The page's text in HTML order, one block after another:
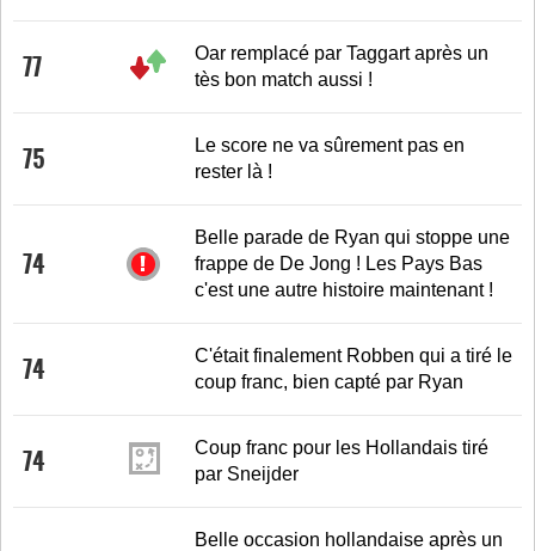
77
Oar remplacé par Taggart après un
tès bon match aussi !
75
Le score ne va sûrement pas en
rester là !
74
Belle parade de Ryan qui stoppe une
frappe de De Jong ! Les Pays Bas
c'est une autre histoire maintenant !
74
C'était finalement Robben qui a tiré le
coup franc, bien capté par Ryan
74
Coup franc pour les Hollandais tiré
par Sneijder
Belle occasion hollandaise après un